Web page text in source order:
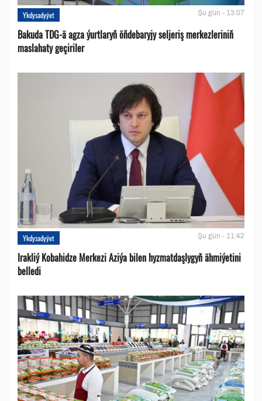
Ykdysadyýet Şu gün - 13:07
Bakuda TDG-ä agza ýurtlaryň öňdebaryjy seljeriş merkezleriniň
maslahaty geçiriler
Ykdysadyýet Şu gün - 11:42
Irakliý Kobahidze Merkezi Aziýa bilen hyzmatdaşlygyň ähmiýetini
belledi